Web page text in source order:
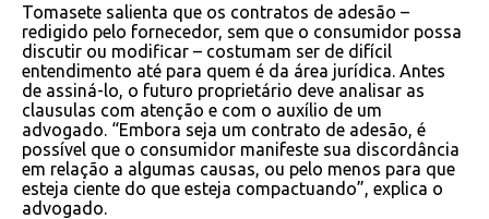
Tomasete salienta que os contratos de adesão –
redigido pelo fornecedor, sem que o consumidor possa
discutir ou modificar – costumam ser de difícil
entendimento até para quem é da área jurídica. Antes
de assiná-lo, o futuro proprietário deve analisar as
clausulas com atenção e com o auxílio de um
advogado. “Embora seja um contrato de adesão, é
possível que o consumidor manifeste sua discordância
em relação a algumas causas, ou pelo menos para que
esteja ciente do que esteja compactuando”, explica o
advogado.